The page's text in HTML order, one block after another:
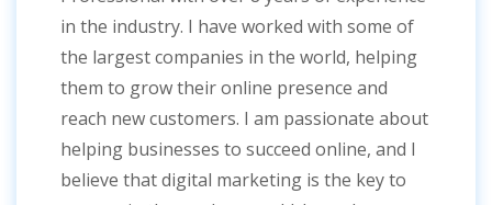
in the industry. I have worked with some of
the largest companies in the world, helping
them to grow their online presence and
reach new customers. I am passionate about
helping businesses to succeed online, and I
believe that digital marketing is the key to